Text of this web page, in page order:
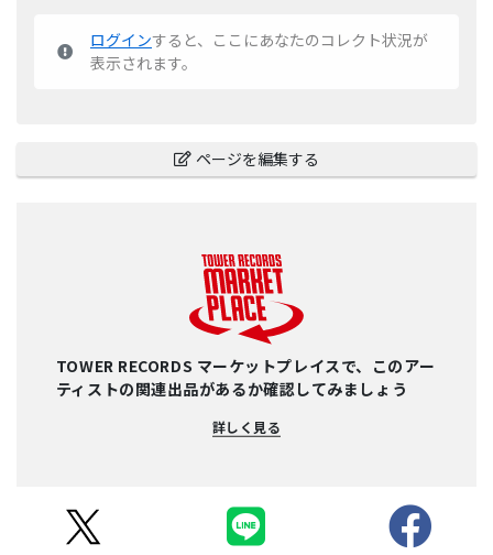
ログインすると、ここにあなたのコレクト状況が
表示されます。
ページを編集する
TOWER RECORDS マーケットプレイスで、このアー
ティストの関連出品があるか確認してみましょう
詳しく見る